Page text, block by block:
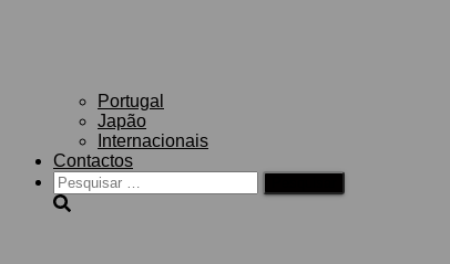
Portugal
Japão
Internacionais
Contactos
Pesquisar
por: